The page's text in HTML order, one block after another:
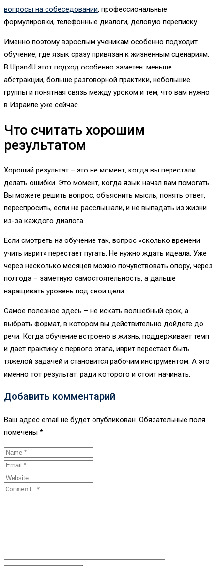
вопросы на собеседовании, профессиональные
формулировки, телефонные диалоги, деловую переписку.
Именно поэтому взрослым ученикам особенно подходит
обучение, где язык сразу привязан к жизненным сценариям.
В Ulpan4U этот подход особенно заметен: меньше
абстракции, больше разговорной практики, небольшие
группы и понятная связь между уроком и тем, что вам нужно
в Израиле уже сейчас.
Что считать хорошим
результатом
Хороший результат – это не момент, когда вы перестали
делать ошибки. Это момент, когда язык начал вам помогать.
Вы можете решить вопрос, объяснить мысль, понять ответ,
переспросить, если не расслышали, и не выпадать из жизни
из-за каждого диалога.
Если смотреть на обучение так, вопрос «сколько времени
учить иврит» перестает пугать. Не нужно ждать идеала. Уже
через несколько месяцев можно почувствовать опору, через
полгода – заметную самостоятельность, а дальше
наращивать уровень под свои цели.
Самое полезное здесь – не искать волшебный срок, а
выбрать формат, в котором вы действительно дойдете до
речи. Когда обучение встроено в жизнь, поддерживает темп
и дает практику с первого этапа, иврит перестает быть
тяжелой задачей и становится рабочим инструментом. А это
именно тот результат, ради которого и стоит начинать.
Добавить комментарий
Ваш адрес email не будет опубликован. Обязательные поля
помечены *